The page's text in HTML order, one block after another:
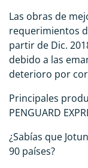
Las obras de
requerimientos
partir de Dic.
debido a las
deterioro por
Principales
PENGUARD
¿Sabías que
90 países?